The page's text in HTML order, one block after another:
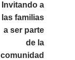
Invitando a
las familias
a ser parte
de la
comunidad